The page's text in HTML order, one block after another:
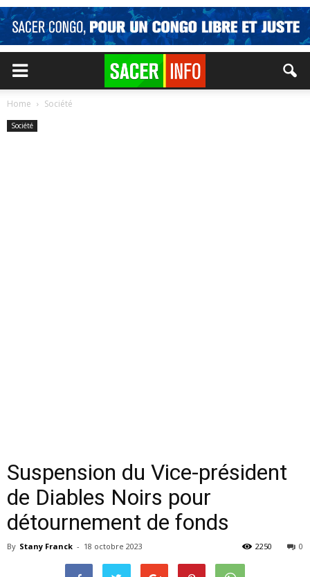
Home Société
Société
Suspension du Vice-président
de Diables Noirs pour
détournement de fonds
By Stany Franck - 18 octobre 2023 0
2250